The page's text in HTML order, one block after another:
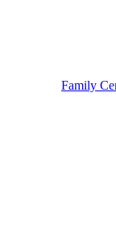
Family